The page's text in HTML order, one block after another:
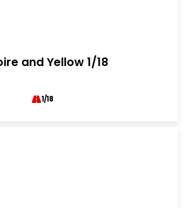
and Yellow 1/18
1/18